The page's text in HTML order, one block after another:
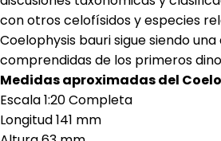
con otros celofísidos y especies
Coelophysis bauri sigue siendo
comprendidas de los primeros
Medidas aproximadas del
Escala 1:20 Completa
Longitud 141 mm